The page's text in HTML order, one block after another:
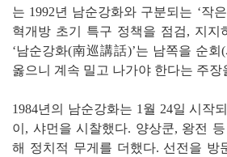
는 1992년 남순강화와 구분되는 ‘작
혁개방 초기 특구 정책을 점검, 지지
‘남순강화(南巡講話)’는 남쪽을 순회
옳으니 계속 밀고 나가야 한다는 주
1984년의 남순강화는 1월 24일 시작
이, 샤먼을 시찰했다. 양상쿤, 왕전
해 정치적 무게를 더했다. 선전을 방